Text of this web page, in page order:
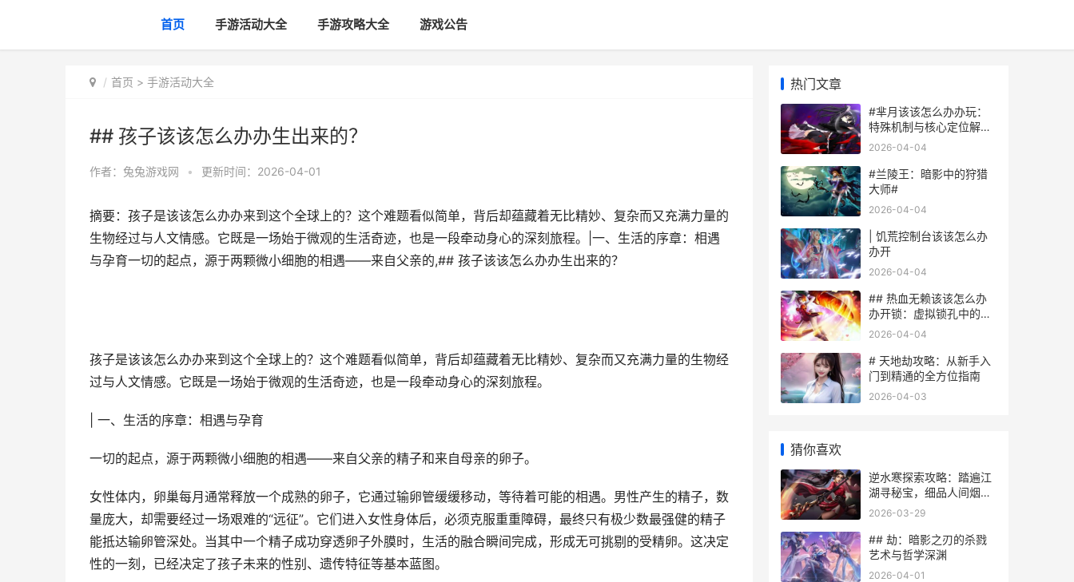
首页 手游活动大全 手游攻略大全 游戏公告
首页 > 手游活动大全
## 孩子该该怎么办办生出来的？
作者： 兔兔游戏网 • 更新时间：2026-04-01
摘要：孩子是该该怎么办办来到这个全球上的？这个难题看似简单，背后却蕴藏着无比精妙、复杂而又充满力量的
生物经过与人文情感。它既是一场始于微观的生活奇迹，也是一段牵动身心的深刻旅程。|一、生活的序章：相遇
与孕育一切的起点，源于两颗微小细胞的相遇——来自父亲的,## 孩子该该怎么办办生出来的？
孩子是该该怎么办办来到这个全球上的？这个难题看似简单，背后却蕴藏着无比精妙、复杂而又充满力量的生物经
过与人文情感。它既是一场始于微观的生活奇迹，也是一段牵动身心的深刻旅程。
| 一、生活的序章：相遇与孕育
一切的起点，源于两颗微小细胞的相遇——来自父亲的精子和来自母亲的卵子。
女性体内，卵巢每月通常释放一个成熟的卵子，它通过输卵管缓缓移动，等待着可能的相遇。男性产生的精子，数
量庞大，却需要经过一场艰难的“远征”。它们进入女性身体后，必须克服重重障碍，最终只有极少数最强健的精子
能抵达输卵管深处。当其中一个精子成功穿透卵子外膜时，生活的融合瞬间完成，形成无可挑剔的受精卵。这决定
性的一刻，已经决定了孩子未来的性别、遗传特征等基本蓝图。
热门文章
#芈月该该怎么办办玩：
特殊机制与核心定位解析
#
2026-04-04
#兰陵王：暗影中的狩猎
大师#
2026-04-04
| 饥荒控制台该该怎么办
办开
2026-04-04
## 热血无赖该该怎么办
办开锁：虚拟锁孔中的诚
实道义
2026-04-04
# 天地劫攻略：从新手入
门到精通的全方位指南
2026-04-03
猜你喜欢
逆水寒探索攻略：踏遍江
湖寻秘宝，细品人间烟火
气
2026-03-29
## 劫：暗影之刃的杀戮
艺术与哲学深渊
2026-04-01